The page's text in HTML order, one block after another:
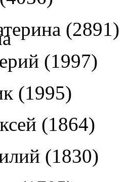
(2891)
(1997)
(1995)
(1864)
(1830)